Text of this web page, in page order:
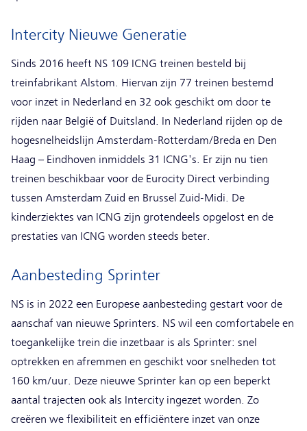
Intercity Nieuwe Generatie
Sinds 2016 heeft NS 109 ICNG treinen besteld bij
treinfabrikant Alstom. Hiervan zijn 77 treinen bestemd
voor inzet in Nederland en 32 ook geschikt om door te
rijden naar België of Duitsland. In Nederland rijden op de
hogesnelheidslijn Amsterdam-Rotterdam/Breda en Den
Haag – Eindhoven inmiddels 31 ICNG's. Er zijn nu tien
treinen beschikbaar voor de Eurocity Direct verbinding
tussen Amsterdam Zuid en Brussel Zuid-Midi. De
kinderziektes van ICNG zijn grotendeels opgelost en de
prestaties van ICNG worden steeds beter.
Aanbesteding Sprinter
NS is in 2022 een Europese aanbesteding gestart voor de
aanschaf van nieuwe Sprinters. NS wil een comfortabele en
toegankelijke trein die inzetbaar is als Sprinter: snel
optrekken en afremmen en geschikt voor snelheden tot
160 km/uur. Deze nieuwe Sprinter kan op een beperkt
aantal trajecten ook als Intercity ingezet worden. Zo
creëren we flexibiliteit en efficiëntere inzet van onze